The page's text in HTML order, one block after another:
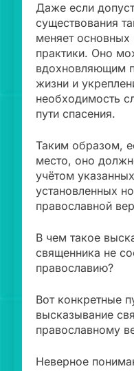
Даже если
существования
меняет
практики. Оно
вдохновляющим
жизни и
необходимость
пути спасения.
Таким образом,
место, оно
учётом
установленных
православной
В чем такое
священника не
православию?
Вот конкретные
высказывание
православному
Неверное